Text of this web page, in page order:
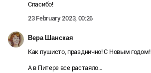
Спасибо!
23 February 2023, 00:26
Вера Шанская
Как пушисто, празднично! С Новым годом!
А в Питере все растаяло...